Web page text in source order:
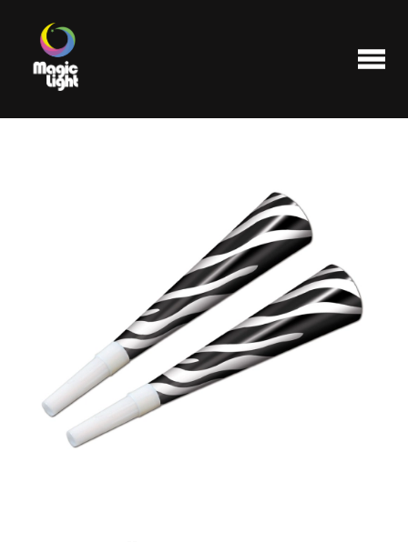
Les plus populaires
Liquidations
FAQ
Nous joindre